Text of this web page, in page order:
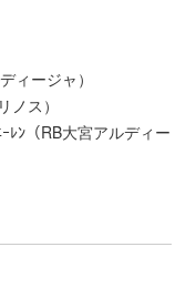
ージャ）
ス）
（RB大宮アルディー